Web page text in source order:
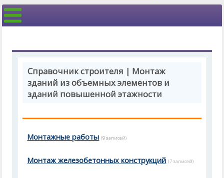
Справочник строителя | Монтаж
зданий из объемных элементов и
зданий повышенной этажности
Монтажные работы (9 записей)
Монтаж железобетонных конструкций (7 записей)